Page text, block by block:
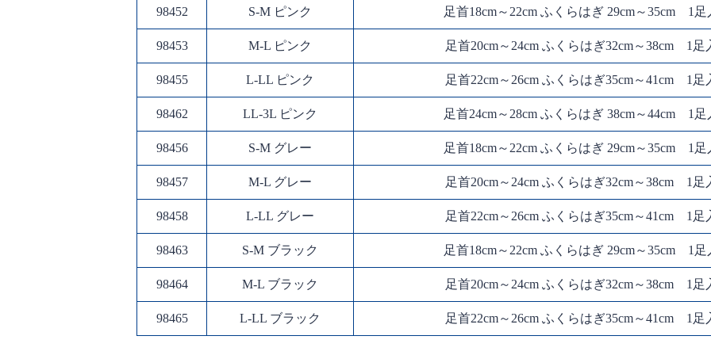
98452 S-M ピンク 足首18cm～22cm ふくらはぎ 29cm～35cm 1足
98453 M-L ピンク 足首20cm～24cm ふくらはぎ32cm～38cm 1足
98455 L-LL ピンク 足首22cm～26cm ふくらはぎ35cm～41cm 1足
98462 LL-3L ピンク 足首24cm～28cm ふくらはぎ 38cm～44cm 1足
98456 S-M グレー 足首18cm～22cm ふくらはぎ 29cm～35cm 1足
98457 M-L グレー 足首20cm～24cm ふくらはぎ32cm～38cm 1足
98458 L-LL グレー 足首22cm～26cm ふくらはぎ35cm～41cm 1足
98463 S-M ブラック 足首18cm～22cm ふくらはぎ 29cm～35cm 1足
98464 M-L ブラック 足首20cm～24cm ふくらはぎ32cm～38cm 1足
98465 L-LL ブラック 足首22cm～26cm ふくらはぎ35cm～41cm 1足